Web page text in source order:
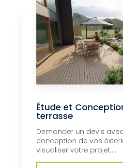
Étude et
terrasse
Demander un devis
conception de vos
visualiser votre projet....